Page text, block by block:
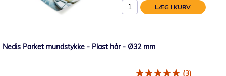
LÆG I KURV
Nedis Parket mundstykke - Plast hår - Ø32 mm
(3)